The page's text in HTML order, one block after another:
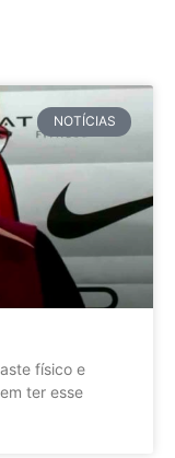
NOTÍCIAS
físico e
ter esse